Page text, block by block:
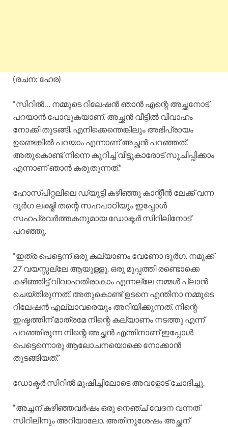
(രചന: ഹേര)
“സിറിൽ… നമ്മുടെ റിലേഷൻ ഞാൻ എന്റെ അച്ഛനോട്
പറയാൻ പോവുകയാണ്. അച്ഛൻ വീട്ടിൽ വിവാഹം
നോക്കി തുടങ്ങി. എനിക്കെന്തെങ്കിലും അഭിപ്രായം
ഉണ്ടെങ്കിൽ പറയാം എന്നാണ് അച്ഛൻ പറഞ്ഞത്.
അതുകൊണ്ട് നിന്നെ കുറിച്ച് വീട്ടുകാരോട് സൂചിപ്പിക്കാം
എന്നാണ് ഞാൻ കരുതുന്നത്.”
ഹോസ്പിറ്റലിലെ ഡ്യൂട്ടി കഴിഞ്ഞു കാന്റീൻ ലേക്ക് വന്ന
ദുർഗ ലക്ഷ്മി തന്റെ സഹപാഠിയും ഇപ്പോൾ
സഹപ്രവർത്തകനുമായ ഡോക്ടർ സിറിലിനോട്‌
പറഞ്ഞു.
“ഇത്ര പെട്ടെന്ന് ഒരു കല്യാണം വേണോ ദുർഗ. നമുക്ക്
27 വയസ്സല്ലേ ആയുള്ളൂ. ഒരു മുപ്പത്തി രണ്ടൊക്കെ
കഴിഞ്ഞിട്ട് വിവാഹതിരാകാം എന്നല്ലേ നമ്മൾ പ്ലാൻ
ചെയ്തിരുന്നത്. അതുകൊണ്ട് ഉടനെ എന്തിനാ നമ്മുടെ
റിലേഷൻ എല്ലാവരെയും അറിയിക്കുന്നത്. നിന്റെ
ഇഷ്ടത്തിന് മാത്രമേ നിന്റെ കല്യാണം നടത്തു എന്ന്
പറഞ്ഞിരുന്ന നിന്റെ അച്ഛൻ എന്തിനാണ് ഇപ്പോൾ
പെട്ടെന്നൊരു ആലോചനയൊക്കെ നോക്കാൻ
തുടങ്ങിയത്.”
ഡോക്ടർ സിറിൽ മുഷിച്ചിലോടെ അവളോട് ചോദിച്ചു.
“അച്ചന് കഴിഞ്ഞവർഷം ഒരു നെഞ്ച് വേദന വന്നത്
സിറിലിനും അറിയാലോ. അതിനുശേഷം അച്ഛന്